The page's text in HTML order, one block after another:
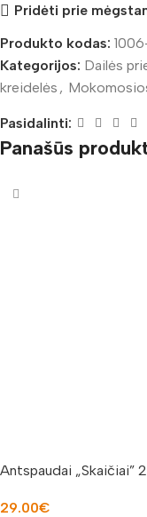
Pridėti prie
Produkto kodas:
Kategorijos: Dailės
kreidelės ,
Pasidalinti:
Panašūs
Antspaudai „Skaičiai”
29.00€